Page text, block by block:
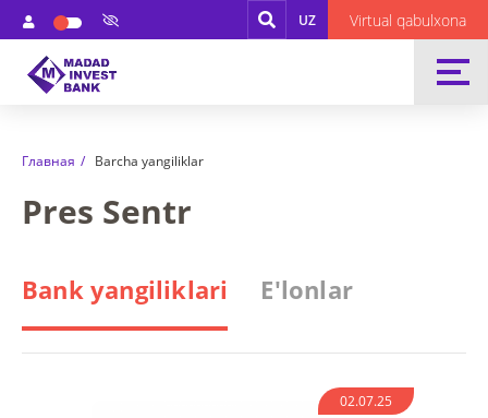
UZ Virtual qabulxona
Главная Barcha yangiliklar
Pres Sentr
Bank yangiliklari E'lonlar
02.07.25